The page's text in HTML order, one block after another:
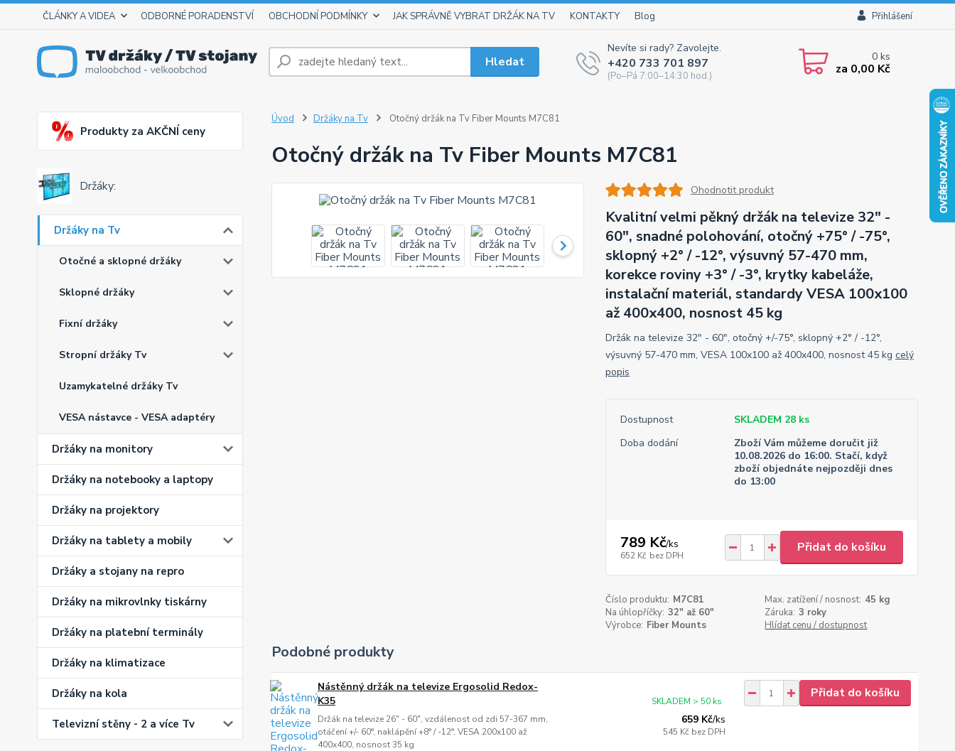
ČLÁNKY A VIDEA ODBORNÉ PORADENSTVÍ OBCHODNÍ PODMÍNKY JAK SPRÁVNĚ VYBRAT DRŽÁK NA TV KONTAKTY Blog Přihlášení
Hledat
Nevíte si rady? Zavolejte.
+420 733 701 897
(Po–Pá 7:00–14:30 hod.)
0ks
za 0,00 Kč
Produkty za AKČNÍ ceny
Držáky:
Držáky na Tv
Otočné a sklopné držáky
Sklopné držáky
Fixní držáky
Stropní držáky Tv
Uzamykatelné držáky Tv
VESA nástavce - VESA adaptéry
Držáky na monitory
Držáky na notebooky a laptopy
Držáky na projektory
Držáky na tablety a mobily
Držáky a stojany na repro
Držáky na mikrovlnky tiskárny
Držáky na platební terminály
Držáky na klimatizace
Držáky na kola
Televizní stěny - 2 a více Tv
Úvod Držáky na Tv Otočný držák na Tv Fiber Mounts M7C81
Otočný držák na Tv Fiber Mounts M7C81
Ohodnotit produkt
Kvalitní velmi pěkný držák na televize 32" -
60", snadné polohování, otočný +75° / -75°,
sklopný +2° / -12°, výsuvný 57-470 mm,
korekce roviny +3° / -3°, krytky kabeláže,
instalační materiál, standardy VESA 100x100
až 400x400, nosnost 45 kg
Držák na televize 32" - 60", otočný +/-75°, sklopný +2° / -12°,
výsuvný 57-470 mm, VESA 100x100 až 400x400, nosnost 45 kg celý
popis
Dostupnost
SKLADEM 28 ks
Doba dodání
Zboží Vám můžeme doručit již
10.08.2026 do 16:00. Stačí, když
zboží objednáte nejpozději dnes
do 13:00
789 Kč/ks
652 Kč bez DPH
Přidat do košíku
Číslo produktu: M7C81 Max. zatížení / nosnost: 45 kg
Na úhlopříčky: 32" až 60" Záruka: 3 roky
Výrobce: Fiber Mounts Hlídat cenu / dostupnost
Podobné produkty
Nástěnný držák na televize Ergosolid Redox-
K35
Držák na televize 26" - 60", vzdálenost od zdi 57-367 mm,
otáčení +/- 60°, naklápění +8° / -12°, VESA 200x100 až
400x400, nosnost 35 kg
659 Kč/ks
545 Kč bez DPH
SKLADEM > 50 ks
Přidat do košíku